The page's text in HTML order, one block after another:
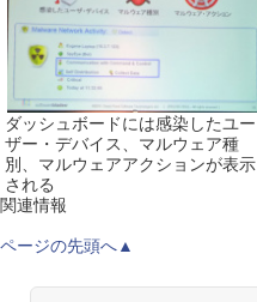
ダッシュボードには感染したユー
ザー・デバイス、マルウェア種
別、マルウェアアクションが表示
される
関連情報
ページの先頭へ▲